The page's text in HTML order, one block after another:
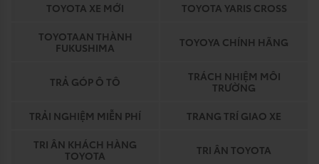
TOYOTA XE MỚI
TOYOTA YARIS CROSS
TOYOTAAN THÀNH
FUKUSHIMA
TOYOYA CHÍNH HÃNG
TRẢ GÓP Ô TÔ
TRÁCH NHIỆM MÔI
TRƯỜNG
TRẢI NGHIỆM MIỄN PHÍ
TRANG TRÍ GIAO XE
TRI ÂN KHÁCH HÀNG
TOYOTA
TRI ÂN TOYOTA